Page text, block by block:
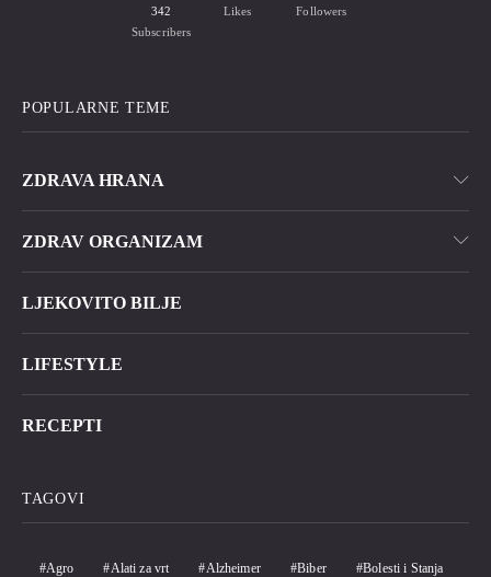
342
Subscribers
Likes
Followers
POPULARNE TEME
ZDRAVA HRANA
ZDRAV ORGANIZAM
LJEKOVITO BILJE
LIFESTYLE
RECEPTI
TAGOVI
Agro Alati za vrt Alzheimer Biber
Bolesti i Stanja